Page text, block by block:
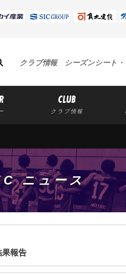
クラブ情報 シーズンシート
CLUB
クラブ情報
ニュース
報告